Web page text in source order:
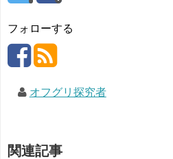
フォローする
オフグリ探究者
関連記事